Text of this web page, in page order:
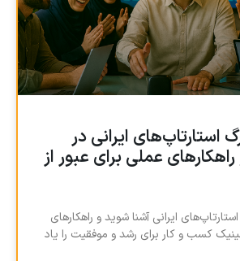
استارتاپ‌های ایرانی در
عملی برای عبور از
استارتاپ‌های ایرانی آشنا شوید و راهکارهای
کسب و کار برای رشد و موفقیت را یاد